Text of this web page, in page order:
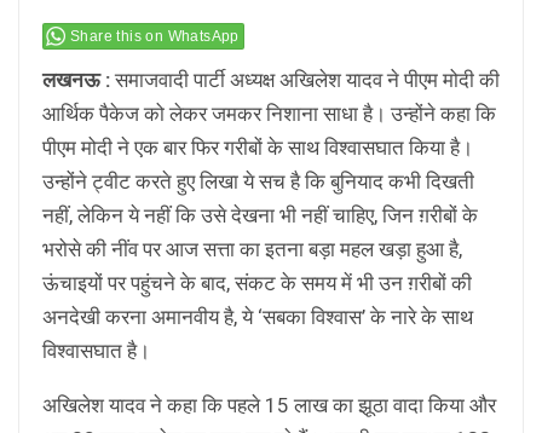
Share this on WhatsApp
लखनऊ :समाजवादी पार्टी अध्यक्ष अखिलेश यादव ने पीएम मोदी की
आर्थिक पैकेज को लेकर जमकर निशाना साधा है। उन्होंने कहा कि
पीएम मोदी ने एक बार फिर गरीबों के साथ विश्वासघात किया है।
उन्होंने ट्वीट करते हुए लिखा ये सच है कि बुनियाद कभी दिखती
नहीं, लेकिन ये नहीं कि उसे देखना भी नहीं चाहिए, जिन ग़रीबों के
भरोसे की नींव पर आज सत्ता का इतना बड़ा महल खड़ा हुआ है,
ऊंचाइयों पर पहुंचने के बाद, संकट के समय में भी उन ग़रीबों की
अनदेखी करना अमानवीय है, ये ‘सबका विश्वास’ के नारे के साथ
विश्वासघात है।
अखिलेश यादव ने कहा कि पहले 15 लाख का झूठा वादा किया और